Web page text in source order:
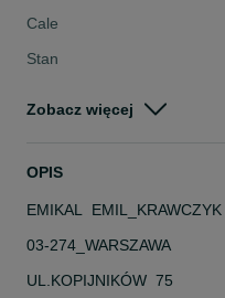
Cale
Stan
Szerokość
Zobacz więcej
OPIS
EMIKAL EMIL_KRAWCZYK
03-
UL.KOPIJNIKÓW 75